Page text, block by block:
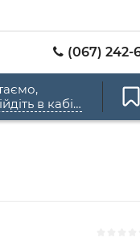
(067) 242-
увійдіть в кабінет